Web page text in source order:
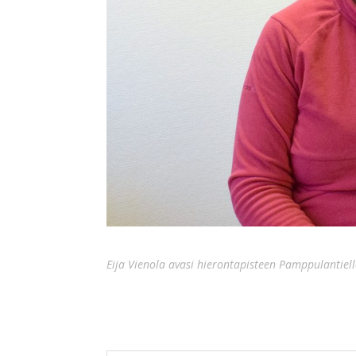
Eija Vienola avasi hierontapisteen